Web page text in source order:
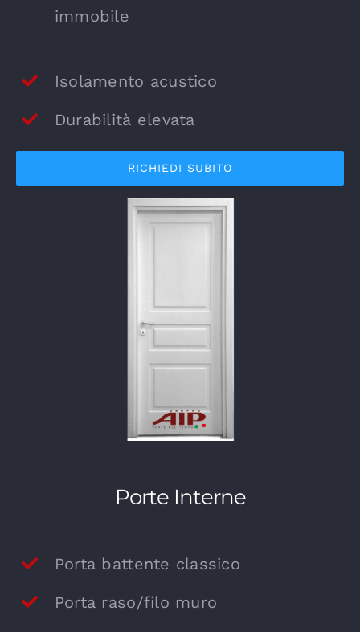
immobile
Isolamento acustico
Durabilità elevata
RICHIEDI SUBITO
Porte Interne
Porta battente classico
Porta raso/filo muro